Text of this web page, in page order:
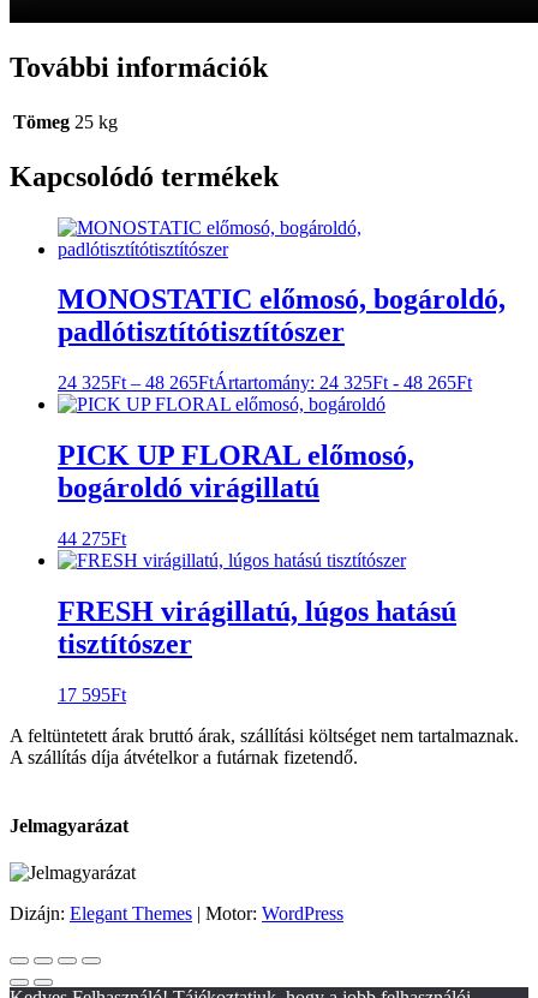
További információk
Tömeg 25 kg
Kapcsolódó termékek
MONOSTATIC előmosó, bogároldó,
padlótisztítótisztítószer
24 325Ft – 48 265FtÁrtartomány: 24 325Ft - 48 265Ft
PICK UP FLORAL előmosó,
bogároldó virágillatú
44 275Ft
FRESH virágillatú, lúgos hatású
tisztítószer
17 595Ft
A feltüntetett árak bruttó árak, szállítási költséget nem tartalmaznak.
A szállítás díja átvételkor a futárnak fizetendő.
Jelmagyarázat
Dizájn: Elegant Themes | Motor: WordPress